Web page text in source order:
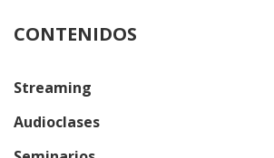
CONTENIDOS
Streaming
Audioclases